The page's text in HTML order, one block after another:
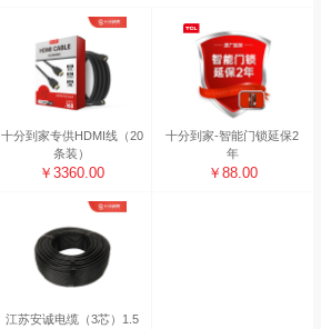
十分到家专供HDMI线（20
条装）
￥3360.00
十分到家-智能门锁延保2
年
￥88.00
江苏安诚电缆（3芯）1.5